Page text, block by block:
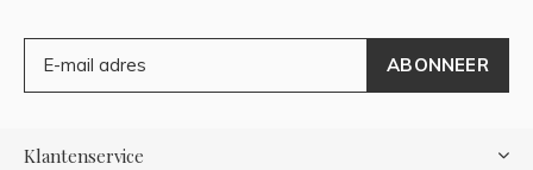
ABONNEER
Klantenservice